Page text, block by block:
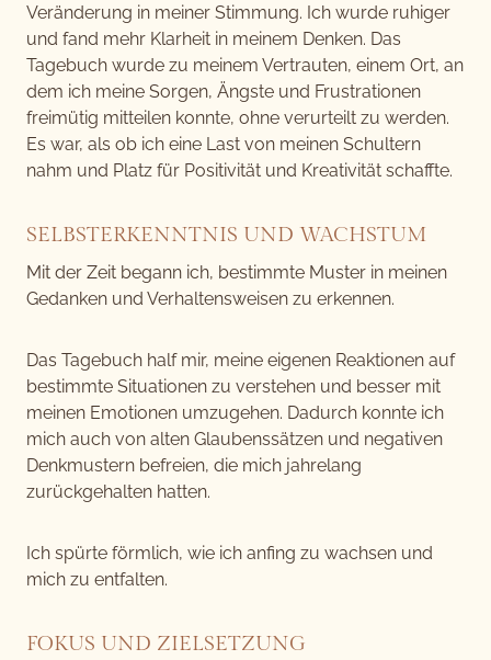
Veränderung in meiner Stimmung. Ich wurde ruhiger
und fand mehr Klarheit in meinem Denken. Das
Tagebuch wurde zu meinem Vertrauten, einem Ort, an
dem ich meine Sorgen, Ängste und Frustrationen
freimütig mitteilen konnte, ohne verurteilt zu werden.
Es war, als ob ich eine Last von meinen Schultern
nahm und Platz für Positivität und Kreativität schaffte.
SELBSTERKENNTNIS UND WACHSTUM
Mit der Zeit begann ich, bestimmte Muster in meinen
Gedanken und Verhaltensweisen zu erkennen.
Das Tagebuch half mir, meine eigenen Reaktionen auf
bestimmte Situationen zu verstehen und besser mit
meinen Emotionen umzugehen. Dadurch konnte ich
mich auch von alten Glaubenssätzen und negativen
Denkmustern befreien, die mich jahrelang
zurückgehalten hatten.
Ich spürte förmlich, wie ich anfing zu wachsen und
mich zu entfalten.
FOKUS UND ZIELSETZUNG